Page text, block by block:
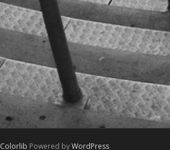
Colorlib Powered byWordPress